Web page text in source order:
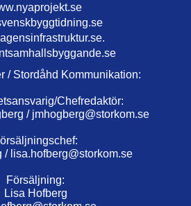
/ Stordåhd Kommunikation:
Chefredaktör:
/ jmhogberg@storkom.se
/ lisa.hofberg@storkom.se
Försäljning:
Lisa Hofberg